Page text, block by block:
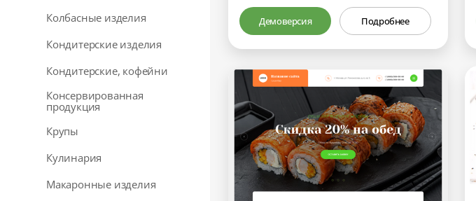
Колбасные изделия
Кондитерские изделия
Кондитерские, кофейни
Консервированная
продукция
Крупы
Кулинария
Макаронные изделия
Демоверсия Подробнее